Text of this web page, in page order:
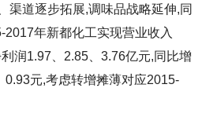
渠道逐步拓展,调味品战略延伸,同
年新都化工实现营业收入
润1.97、2.85、3.76亿元,同比增
元,考虑转增摊薄对应2015-